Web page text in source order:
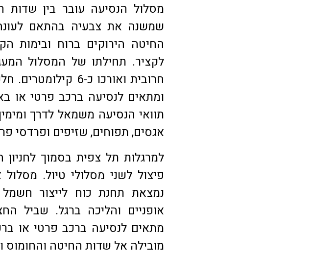
מסלול הנסיעה עובר בין שדות
שמשנה את צבעיה בהתאם
החיטה הירוקים ברוח ובימות
לקציר. תחילתו של המסלול
חרובית ואורכו כ-6
ומתאים לנסיעה ברכב פרטי או
תוואי הנסיעה משמאל לדרך
אגסים, תפוחים, שזיפים ופרדסי
למרגלות תל צפית בסמוך
פיצול לשני מסלולי טיול.
נמצאת תחנת כוח לייצור
אופניים והליכה ברגל. שביל
מתאים לנסיעה ברכב פרטי או
מובילה אל שדות החיטה והחומוס